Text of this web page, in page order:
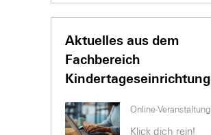
Aktuelles aus dem
Fachbereich
Online-
Klick dich rein!